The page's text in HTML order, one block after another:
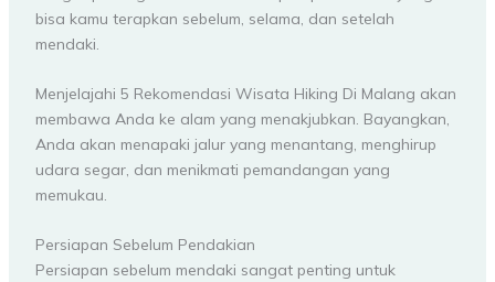
bisa kamu terapkan sebelum, selama, dan setelah
mendaki.
Menjelajahi 5 Rekomendasi Wisata Hiking Di Malang akan
membawa Anda ke alam yang menakjubkan. Bayangkan,
Anda akan menapaki jalur yang menantang, menghirup
udara segar, dan menikmati pemandangan yang
memukau.
Persiapan Sebelum Pendakian
Persiapan sebelum mendaki sangat penting untuk